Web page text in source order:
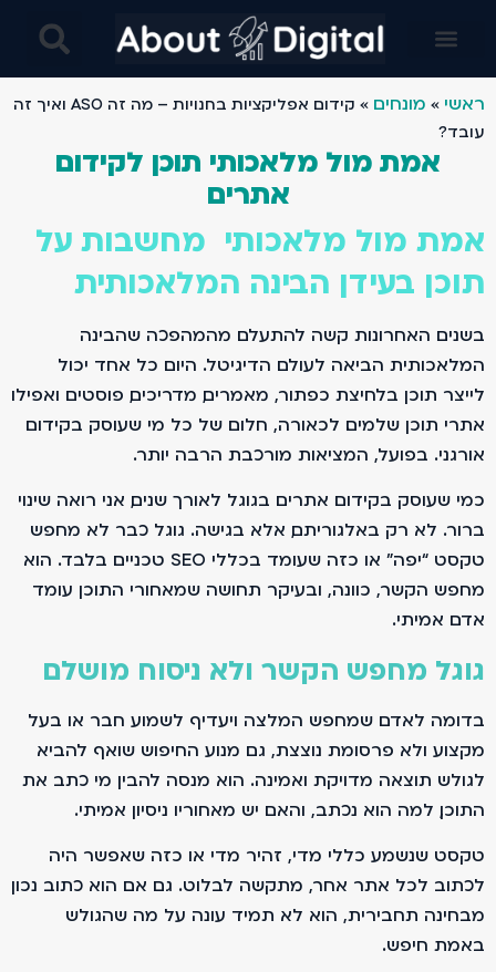
ראשי » מונחים »
קידום אפליקציות בחנויות – מה זה ASO ואיך זה
עובד?
אמת מול מלאכותי תוכן לקידום
אתרים
אמת מול מלאכותי מחשבות על
תוכן בעידן הבינה המלאכותית
בשנים האחרונות קשה להתעלם מהמהפכה שהבינה
המלאכותית הביאה לעולם הדיגיטל. היום כל אחד יכול
לייצר תוכן בלחיצת כפתור, מאמרים, מדריכים, פוסטים ואפילו
אתרי תוכן שלמים. לכאורה, חלום של כל מי שעוסק בקידום
אורגני. בפועל, המציאות מורכבת הרבה יותר.
כמי שעוסק בקידום אתרים בגוגל לאורך שנים, אני רואה שינוי
ברור. לא רק באלגוריתם, אלא בגישה. גוגל כבר לא מחפש
טקסט “יפה” או כזה שעומד בכללי SEO טכניים בלבד. הוא
מחפש הקשר, כוונה, ובעיקר תחושה שמאחורי התוכן עומד
אדם אמיתי.
גוגל מחפש הקשר ולא ניסוח מושלם
בדומה לאדם שמחפש המלצה ויעדיף לשמוע חבר או בעל
מקצוע ולא פרסומת נוצצת, גם מנוע החיפוש שואף להביא
לגולש תוצאה מדויקת ואמינה. הוא מנסה להבין מי כתב את
התוכן, למה הוא נכתב, והאם יש מאחוריו ניסיון אמיתי.
טקסט שנשמע כללי מדי, זהיר מדי או כזה שאפשר היה
לכתוב לכל אתר אחר, מתקשה לבלוט. גם אם הוא כתוב נכון
מבחינה תחבירית, הוא לא תמיד עונה על מה שהגולש
באמת חיפש.